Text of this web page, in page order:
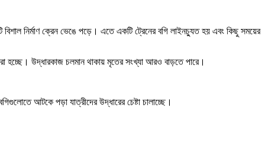
বিশাল নির্মাণ ক্রেন ভেঙে পড়ে। এতে একটি ট্রেনের বগি লাইনচ্যুত হয় এবং কিছু সময়ের
হচ্ছে। উদ্ধারকাজ চলমান থাকায় মৃতের সংখ্যা আরও বাড়তে পারে।
আটকে পড়া যাত্রীদের উদ্ধারের চেষ্টা চালাচ্ছে।